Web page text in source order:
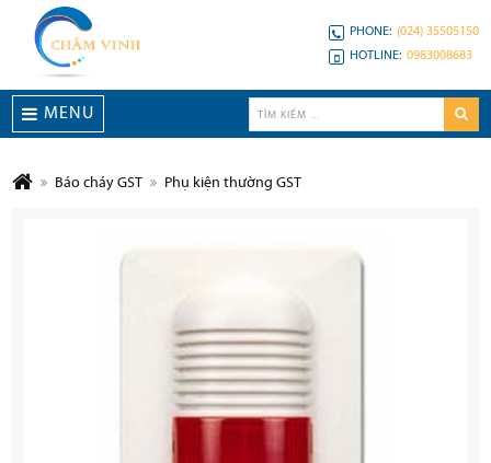
PHONE: (024) 35505150
HOTLINE: 0983008683
MENU
Báo cháy GST Phụ kiện thường GST